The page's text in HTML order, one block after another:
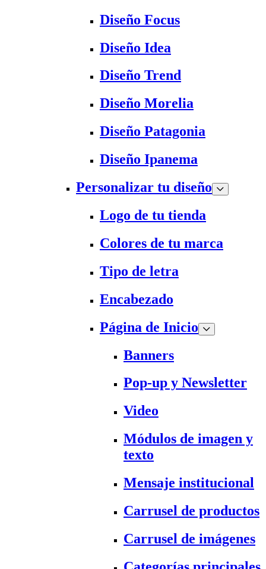
Diseño Focus
Diseño Idea
Diseño Trend
Diseño Morelia
Diseño Patagonia
Diseño Ipanema
Personalizar tu diseño
Logo de tu tienda
Colores de tu marca
Tipo de letra
Encabezado
Página de Inicio
Banners
Pop-up y Newsletter
Video
Módulos de imagen y
texto
Mensaje institucional
Carrusel de productos
Carrusel de imágenes